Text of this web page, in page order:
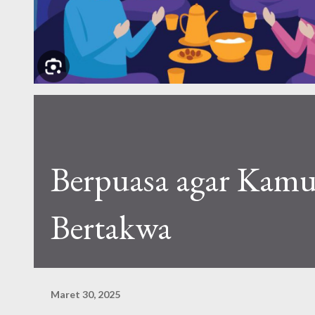
Berpuasa agar
Bertakwa
Maret 30, 2025